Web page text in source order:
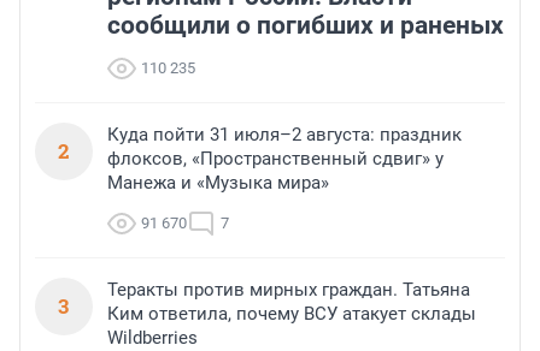
сообщили о погибших и раненых
110 235
2
Куда пойти 31 июля–2 августа: праздник
флоксов, «Пространственный сдвиг» у
Манежа и «Музыка мира»
91 670 7
3
Теракты против мирных граждан. Татьяна
Ким ответила, почему ВСУ атакует склады
Wildberries